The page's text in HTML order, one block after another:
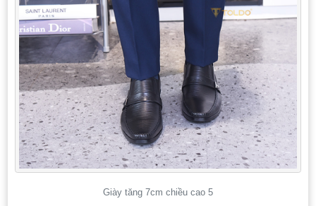
Giày tăng 7cm chiều cao 5